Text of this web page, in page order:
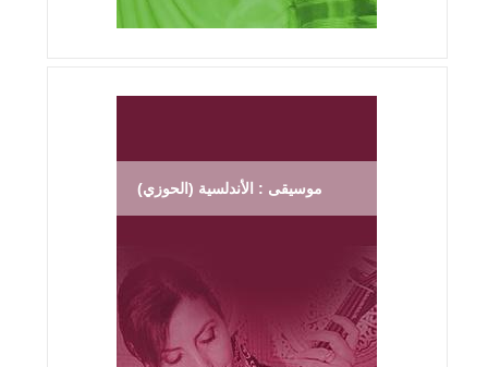
موسيقى : الأندلسية (الحوزي)